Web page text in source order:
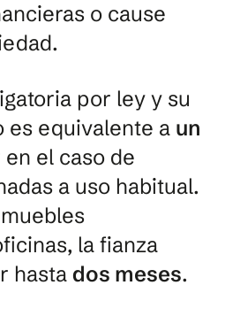
o cause
por ley y su
es equivalente a un
el caso de
a uso habitual.
la fianza
hastados meses.